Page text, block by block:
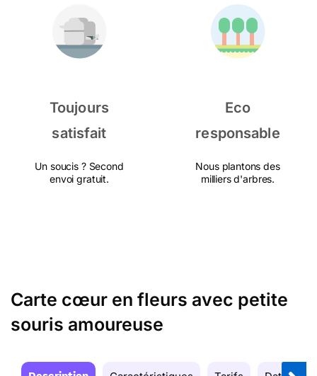
Toujours
satisfait
Un soucis ? Second
envoi gratuit.
Eco
responsable
Nous plantons des
milliers d'arbres.
Carte cœur en fleurs avec petite
souris amoureuse